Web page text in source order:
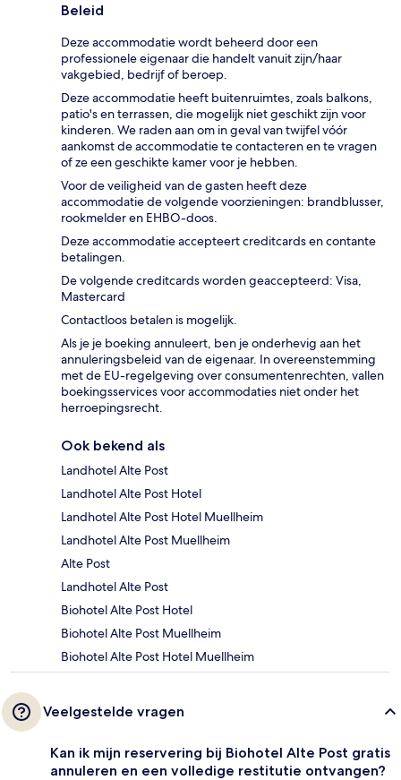
Beleid
Deze accommodatie wordt beheerd door een
professionele eigenaar die handelt vanuit zijn/haar
vakgebied, bedrijf of beroep.
Deze accommodatie heeft buitenruimtes, zoals balkons,
patio's en terrassen, die mogelijk niet geschikt zijn voor
kinderen. We raden aan om in geval van twijfel vóór
aankomst de accommodatie te contacteren en te vragen
of ze een geschikte kamer voor je hebben.
Voor de veiligheid van de gasten heeft deze
accommodatie de volgende voorzieningen: brandblusser,
rookmelder en EHBO-doos.
Deze accommodatie accepteert creditcards en contante
betalingen.
De volgende creditcards worden geaccepteerd: Visa,
Mastercard
Contactloos betalen is mogelijk.
Als je je boeking annuleert, ben je onderhevig aan het
annuleringsbeleid van de eigenaar. In overeenstemming
met de EU-regelgeving over consumentenrechten, vallen
boekingsservices voor accommodaties niet onder het
herroepingsrecht.
Ook bekend als
Landhotel Alte Post
Landhotel Alte Post Hotel
Landhotel Alte Post Hotel Muellheim
Landhotel Alte Post Muellheim
Alte Post
Landhotel Alte Post
Biohotel Alte Post Hotel
Biohotel Alte Post Muellheim
Biohotel Alte Post Hotel Muellheim
Veelgestelde vragen
Kan ik mijn reservering bij Biohotel Alte Post gratis
annuleren en een volledige restitutie ontvangen?